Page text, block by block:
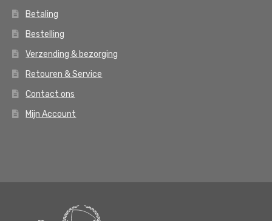
Betaling
Bestelling
Verzending & bezorging
Retouren & Service
Contact ons
Mijn Account